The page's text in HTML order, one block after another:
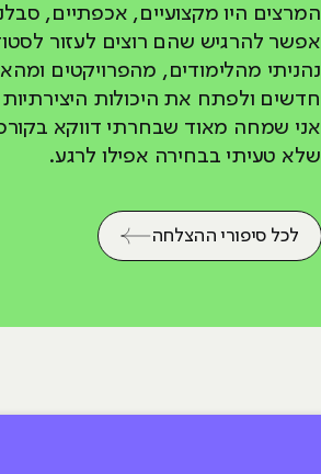
המרצים היו מקצועיים, אכפתיים,
אפשר להרגיש שהם רוצים לעזור
נהניתי מהלימודים, מהפרויקטים
חדשים ולפתח את היכולות היצירתיות
אני שמחה מאוד שבחרתי דווקא
שלא טעיתי בבחירה אפילו לרגע.
לכל סיפורי ההצלחה